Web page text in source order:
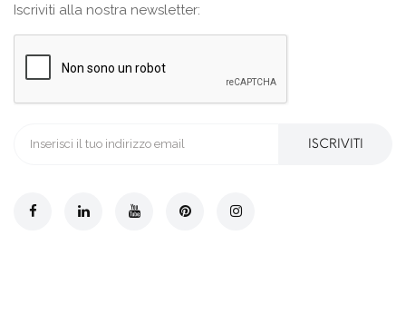
Iscriviti alla nostra newsletter:
ISCRIVITI